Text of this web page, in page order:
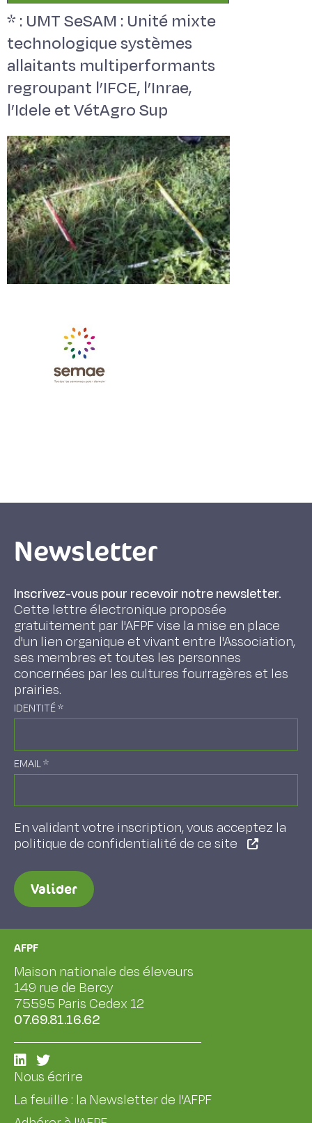
* : UMT SeSAM : Unité mixte
technologique systèmes
allaitants multiperformants
regroupant l’IFCE, l’Inrae,
l’Idele et VétAgro Sup
Newsletter
Inscrivez-vous pour recevoir notre newsletter.
Cette lettre électronique proposée
gratuitement par l'AFPF vise la mise en place
d'un lien organique et vivant entre l'Association,
ses membres et toutes les personnes
concernées par les cultures fourragères et les
prairies.
IDENTITÉ*
EMAIL*
En validant votre inscription, vous acceptez la
politique de confidentialité de ce site
Valider
AFPF
Maison nationale des éleveurs
149 rue de Bercy
75595 Paris Cedex 12
07.69.81.16.62
Nous écrire
La feuille : la Newsletter de l'AFPF